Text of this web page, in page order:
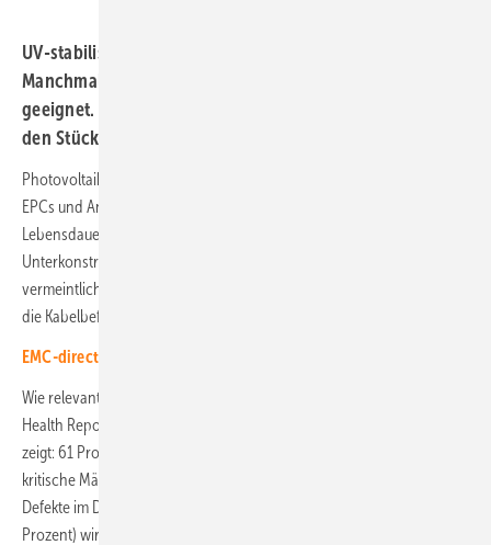
UV-stabilisiertes PA6.6 ist nicht immer die erste Wahl.
Manchmal sind PA12 oder Edelstahl für ein Projekt besser
geeignet. Experte Thaddäus Nagy warnt: Wer nur auf
den Stückpreis achtet, könnte viel Lehrgeld zahlen.
Photovoltaikprojekte sind auf Langlebigkeit ausgelegt. Investoren,
EPCs und Anlagenbetreiber kalkulieren fest mit einer technischen
Lebensdauer von 20 bis 30 Jahren. Während Module und
Unterkonstruktionen für diese Zeiträume optimiert werden, rückt ein
vermeintliches Kleinteil oft erst dann in den Fokus, wenn es zu spät ist:
die Kabelbefestigung, auch Kabelbinder genannt.
EMC-direct: Bifaziale Module richtig klemmen
Wie relevant das Thema ist, zeigt die aktuelle Studie „Solar Grade PV
Health Report“ von Heliovolta. Die Analyse von über 60.000 Daten
zeigt: 61 Prozent der untersuchten Anlagen weisen erhebliche oder
kritische Mängel auf. Davon wiederum lassen sich 91 Prozent auf
Defekte im DC-Feld zurückführen. Jeder vierte dieser Ausfälle (26
Prozent) wird durch mangelhaftes Kabelmanagement verursacht.